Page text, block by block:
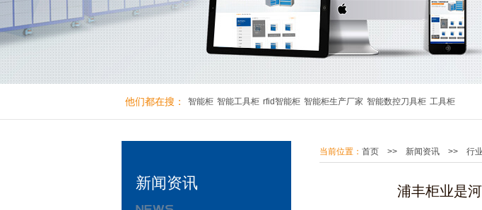
他们都在搜： 智能柜 智能工具柜 rfid智能柜 智能柜生产厂家 智能数控刀具柜 工具柜
新闻资讯
当前位置： 首页 >> 新闻资讯 >> 行
浦丰柜业是